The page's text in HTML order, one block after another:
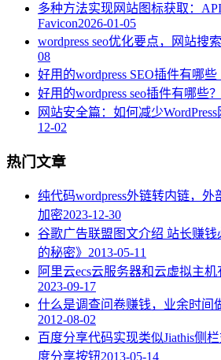
多种方法实现网站图标获取：
Favicon2026-01-05
wordpress seo优化要点，网站搜
08
好用的wordpress SEO插件有哪些
好用的wordpress seo插件有哪些？
网站安全篇：如何减少
12-02
热门文章
纯代码wordpress外链转内链，外
加密2023-12-30
谷歌广告联盟图文介绍 站长赚钱
的秘密》 2013-05-11
阿里云ecs云服务器和云虚拟主机
2023-09-17
什么是调查问卷赚钱，业余时间
2012-08-02
百度分享代码实现类似Jiathis侧
度分享按钮2013-05-14